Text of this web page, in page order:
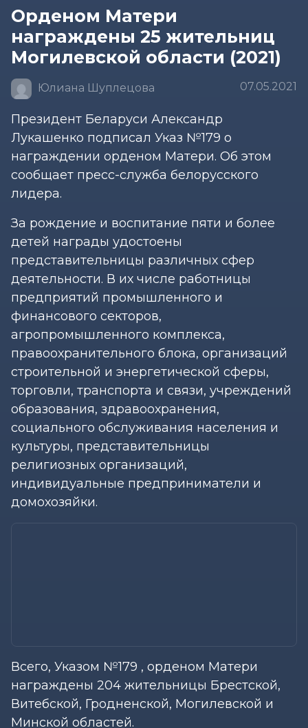
Орденом Матери
награждены 25 жительниц
Могилевской области (2021)
Юлиана Шуплецова 07.05.2021
Президент Беларуси Александр
Лукашенко подписал Указ №179 о
награждении орденом Матери. Об этом
сообщает пресс-служба белорусского
лидера.
За рождение и воспитание пяти и более
детей награды удостоены
представительницы различных сфер
деятельности. В их числе работницы
предприятий промышленного и
финансового секторов,
агропромышленного комплекса,
правоохранительного блока, организаций
строительной и энергетической сферы,
торговли, транспорта и связи, учреждений
образования, здравоохранения,
социального обслуживания населения и
культуры, представительницы
религиозных организаций,
индивидуальные предприниматели и
домохозяйки.
Всего, Указом №179 , орденом Матери
награждены 204 жительницы Брестской,
Витебской, Гродненской, Могилевской и
Минской областей.